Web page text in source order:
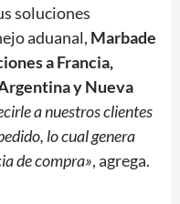
soluciones
aduanal, Marbade
a Francia,
y Nueva
a nuestros clientes
lo cual genera
de compra», agrega.